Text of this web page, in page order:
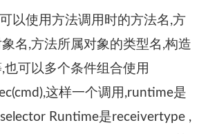
以使用方法调用时的方法名,方
名,方法所属对象的类型名,构造
也可以多个条件组合使用
这样一个调用,runtime是
Runtime是receivertype ,